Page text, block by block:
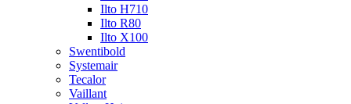
Ilto H710
Ilto R80
Ilto X100
Swentibold
Systemair
Tecalor
Vaillant